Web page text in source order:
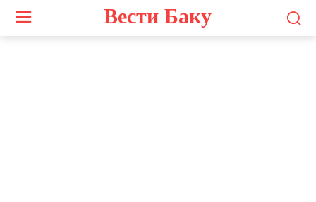
Вести Баку